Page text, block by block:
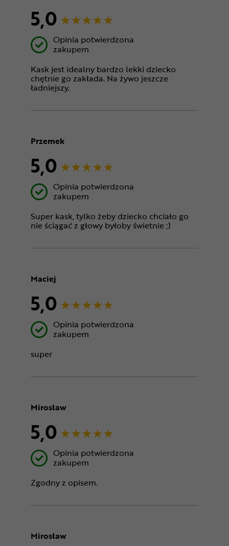
5,0
Opinia potwierdzona
zakupem
Kask jest idealny bardzo lekki dziecko
chętnie go zakłada. Na żywo jeszcze
ładniejszy.
Przemek
5,0
Opinia potwierdzona
zakupem
Super kask, tylko żeby dziecko chciało go
nie ściągać z głowy byłoby świetnie ;)
Maciej
5,0
Opinia potwierdzona
zakupem
super
Mirosław
5,0
Opinia potwierdzona
zakupem
Zgodny z opisem.
Mirosław